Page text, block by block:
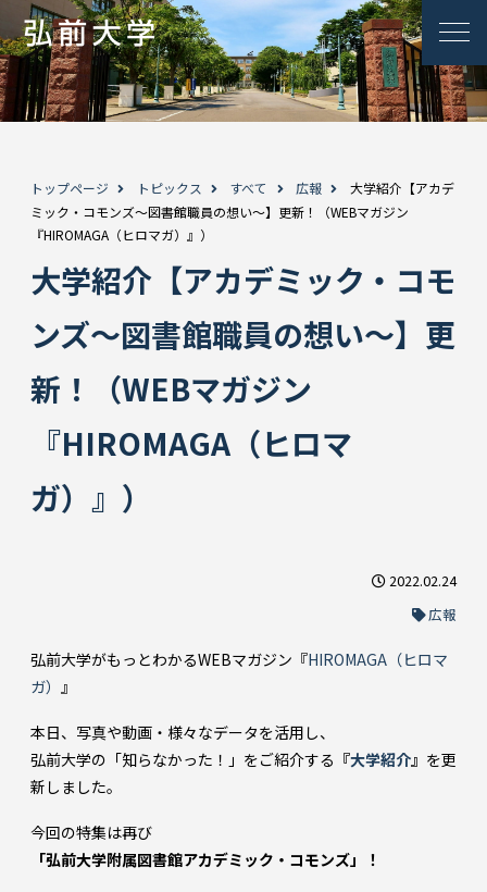
トップページ トピックス すべて 広報
大学紹介【アカデ
ミック・コモンズ～図書館職員の想い～】更新！（WEBマガジン
『HIROMAGA（ヒロマガ）』）
大学紹介【アカデミック・コモ
ンズ～図書館職員の想い～】更
新！（WEBマガジン
『HIROMAGA（ヒロマ
ガ）』）
2022.02.24
広報
弘前大学がもっとわかるWEBマガジン『HIROMAGA（ヒロマ
ガ） 』
本日、写真や動画・様々なデータを活用し、
弘前大学の「知らなかった！」をご紹介する 『大学紹介』 を更
新しました。
今回の特集は再び
「弘前大学附属図書館アカデミック・コモンズ」！